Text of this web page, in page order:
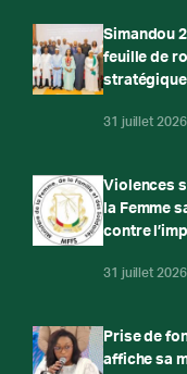
Simandou
feuille de
31 juillet 2026
Violences
la Femme
contre
31 juillet 2026
Prise de
affiche sa